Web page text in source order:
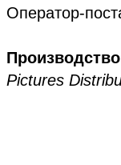
Оператор-
Pictures